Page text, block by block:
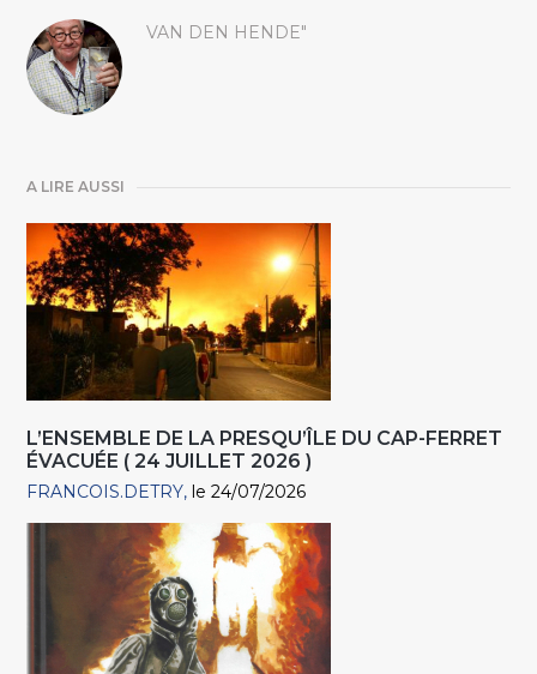
VAN DEN HENDE"
A LIRE AUSSI
L’ENSEMBLE DE LA PRESQU’ÎLE DU CAP-FERRET
ÉVACUÉE ( 24 JUILLET 2026 )
FRANCOIS.DETRY le 24/07/2026